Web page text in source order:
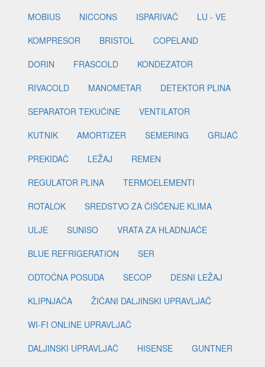
MOBIUS
NICCONS ISPARIVAČ
LU - VE
KOMPRESOR
BRISTOL
COPELAND
DORIN
FRASCOLD
KONDEZATOR
RIVACOLD
MANOMETAR
DETEKTOR PLINA
SEPARATOR TEKUĆINE
VENTILATOR
KUTNIK
AMORTIZER SEMERING
GRIJAČ
PREKIDAČ
LEŽAJ
REMEN
REGULATOR PLINA
TERMOELEMENTI
ROTALOK
SREDSTVO ZA ČIŠĆENJE KLIMA
ULJE
SUNISO
VRATA ZA HLADNJAČE
BLUE REFRIGERATION
SER
ODTOČNA POSUDA
SECOP
DESNI LEŽAJ
KLIPNJAČA
ŽIČANI DALJINSKI UPRAVLJAČ
WI-FI ONLINE UPRAVLJAČ
DALJINSKI UPRAVLJAČ
HISENSE
GUNTNER